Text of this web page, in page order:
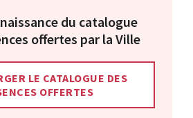
du catalogue
offertes par la Ville
LE CATALOGUE DES
OFFERTES